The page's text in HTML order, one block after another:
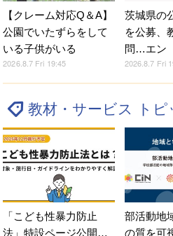
【クレーム対応Q＆A】
公園でいたずらをして
いる子供がいる
2026.8.7 Fri 19:45
茨城県の
を公募、
問…エン
2026.8.7 Fri
教材・サービス トピ
「こども性暴力防止
法」特設ページ公開…
部活動地
の質を可